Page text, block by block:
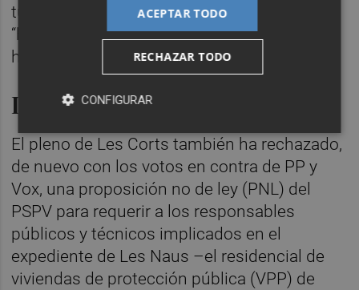
turística” y señaló que muchos ‘populares’
“hoy están reculando” al hilo de lo que “están
haciendo la mayoría de ciudades europeas”.
Les Naus
El pleno de Les Corts también ha rechazado,
de nuevo con los votos en contra de PP y
Vox, una proposición no de ley (PNL) del
PSPV para requerir a los responsables
públicos y técnicos implicados en el
expediente de Les Naus –el residencial de
viviendas de protección pública (VPP) de
ACEPTAR TODO
RECHAZAR TODO
CONFIGURAR